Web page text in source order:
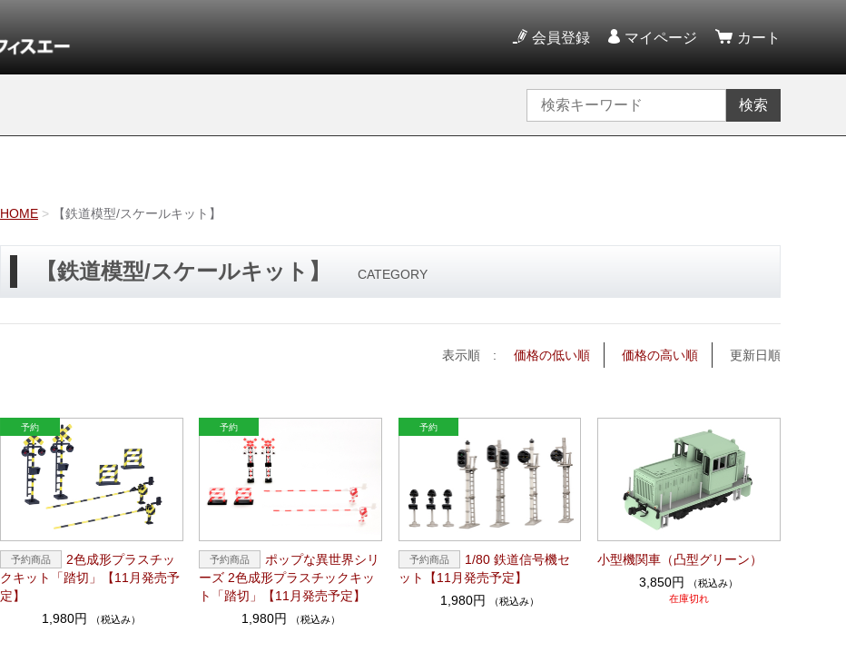
会員登録 マイページ カート
検索
HOME 【鉄道模型/スケールキット】
【鉄道模型/スケールキット】 CATEGORY
表示順 : 価格の低い順 価格の高い順 更新日順
2色成形プラスチッ
クキット「踏切」【11月発売予
定】
1,980円
（税込み）
ポップな異世界シリ
ーズ 2色成形プラスチックキッ
ト「踏切」【11月発売予定】
1,980円
（税込み）
1/80 鉄道信号機セ
ット【11月発売予定】
1,980円
（税込み）
小型機関車（凸型グリーン）
3,850円
（税込み）
在庫切れ